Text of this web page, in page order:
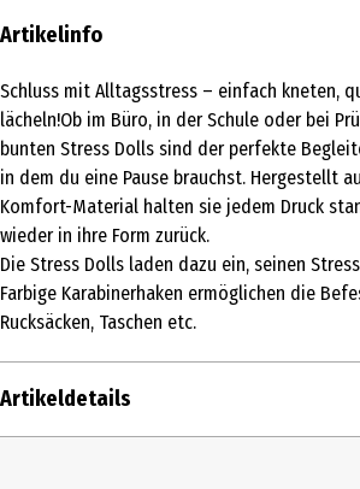
Artikelinfo
Schluss mit Alltagsstress – einfach kneten,
lächeln!Ob im Büro, in der Schule oder bei
bunten Stress Dolls sind der perfekte
in dem du eine Pause brauchst. Hergestellt
Komfort-Material halten sie jedem Druck
wieder in ihre Form zurück.
Die Stress Dolls laden dazu ein, seinen
Farbige Karabinerhaken ermöglichen die
Rucksäcken, Taschen etc.
Artikeldetails